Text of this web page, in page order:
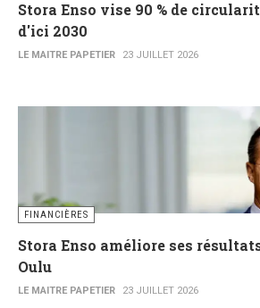
Stora Enso vise 90 % de
d'ici 2030
LE MAITRE PAPETIER 23 JUILLET 2026
FINANCIÈRES
Stora Enso améliore ses
Oulu
LE MAITRE PAPETIER 23 JUILLET 2026